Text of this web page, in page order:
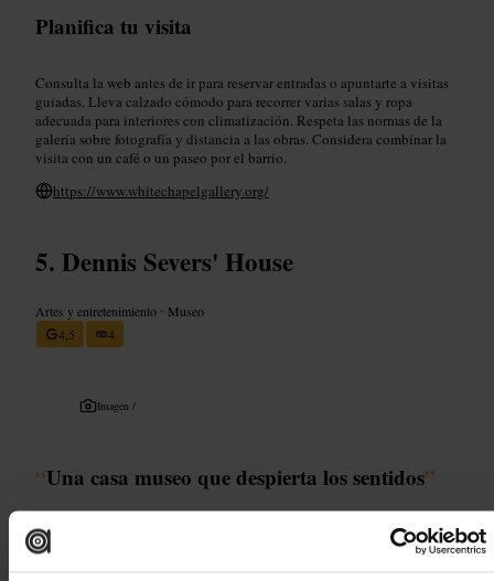
Planifica tu visita
Consulta la web antes de ir para reservar entradas o apuntarte a visitas
guiadas. Lleva calzado cómodo para recorrer varias salas y ropa
adecuada para interiores con climatización. Respeta las normas de la
galería sobre fotografía y distancia a las obras. Considera combinar la
visita con un café o un paseo por el barrio.
https://www.whitechapelgallery.org/
Dennis Severs' House
Artes y entretenimiento • Museo
4,5
4
Imagen /
“Una casa museo que despierta los sentidos”
Ideal para